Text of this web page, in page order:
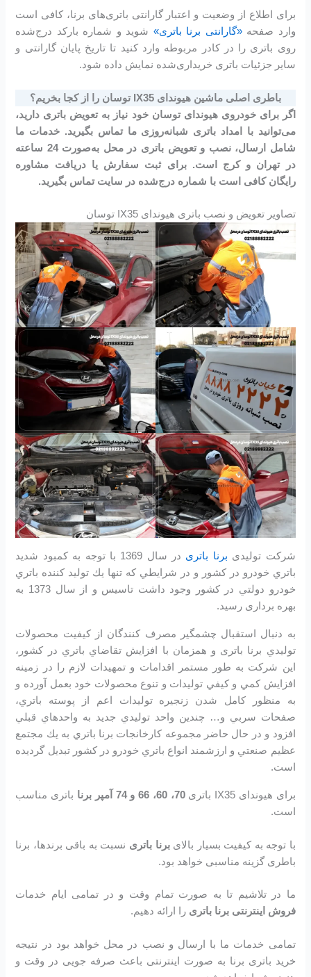
برای اطلاع از وضعیت و اعتبار گارانتی باتری‌های برنا، کافی است
وارد صفحه«گارانتی برنا باتری» شوید و شماره بارکد درج‌شده
روی باتری را در کادر مربوطه وارد کنید تا تاریخ پایان گارانتی و
سایر جزئیات باتری خریداری‌شده نمایش داده شود.
باطری اصلی ماشین هیوندای IX35 توسان را از کجا بخریم؟
اگر برای خودروی هیوندای توسان خود نیاز به تعویض باتری دارید،
می‌توانید با امداد باتری شبانه‌روزی ما تماس بگیرید. خدمات ما
شامل ارسال، نصب و تعویض باتری در محل به‌صورت 24 ساعته
در تهران و کرج است. برای ثبت سفارش یا دریافت مشاوره
رایگان کافی است با شماره درج‌شده در سایت تماس بگیرید.
تصاویر تعویض و نصب باتری هیوندای IX35 توسان
شرکت تولیدی برنا باتری
در سال 1369 با توجه به كمبود شديد
باتري خودرو در كشور و در شرايطي كه تنها يك توليد كننده باتري
خودرو دولتي در كشور وجود داشت تاسیس و از سال 1373 به
بهره برداری رسید.
به دنبال استقبال چشمگير مصرف كنندگان از كيفيت محصولات
توليدي برنا باتری و همزمان با افزايش تقاضاي باتري در كشور،
اين شرکت به طور مستمر اقدامات و تمهيدات لازم را در زمينه
افزايش كمي و كيفي توليدات و تنوع محصولات خود بعمل آورده و
به منظور كامل شدن زنجيره توليدات اعم از پوسته باتري،
صفحات سربي و… چندين واحد توليدي جديد به واحدهاي قبلي
افزود و در حال حاضر مجموعه كارخانجات برنا باتري به يك مجتمع
عظيم صنعتي و ارزشمند انواع باتري خودرو در کشور تبديل گرديده
است.
برای هیوندای IX35 باتری 70، 60، 66 و 74 آمپر برنا
باتری مناسب
است.
با توجه به کیفیت بسیار بالایبرنا باتری نسبت به باقی برندها، برنا
باطری گزینه مناسبی خواهد بود.
ما در تلاشیم تا به صورت تمام وقت و در تمامی ایام خدمات
فروش اینترنتی برنا باتری را ارائه دهیم.
تمامی خدمات ما با ارسال و نصب در محل خواهد بود در نتیجه
خرید باتری برنا به صورت اینترنتی باعث صرفه جویی در وقت و